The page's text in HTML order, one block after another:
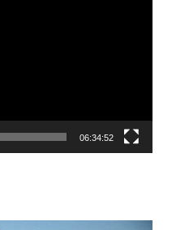
06:34:52